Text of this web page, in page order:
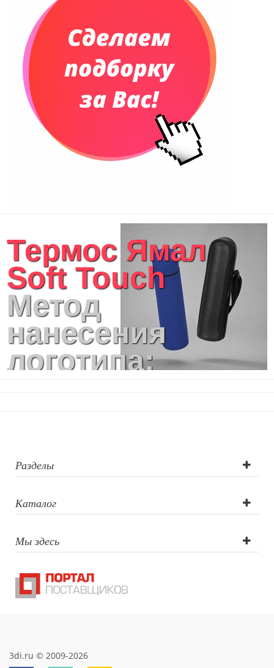
Термос Ямал
Soft Touch
Метод
нанесения
логотипа:
Гравировка
(CO2 лазер)
Разделы
Каталог
Мы здесь
3di.ru © 2009-2026